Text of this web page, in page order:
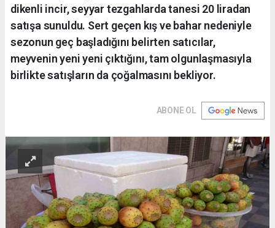
dikenli incir, seyyar tezgahlarda tanesi 20 liradan
satışa sunuldu. Sert geçen kış ve bahar nedeniyle
sezonun geç başladığını belirten satıcılar,
meyvenin yeni yeni çıktığını, tam olgunlaşmasıyla
birlikte satışların da çoğalmasını bekliyor.
ABONE OL